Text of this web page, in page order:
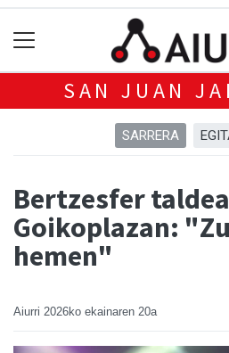
SAN JUAN
SARRERA
Bertzesfer taldea
Goikoplazan:
hemen"
Aiurri 2026ko ekainaren 20a